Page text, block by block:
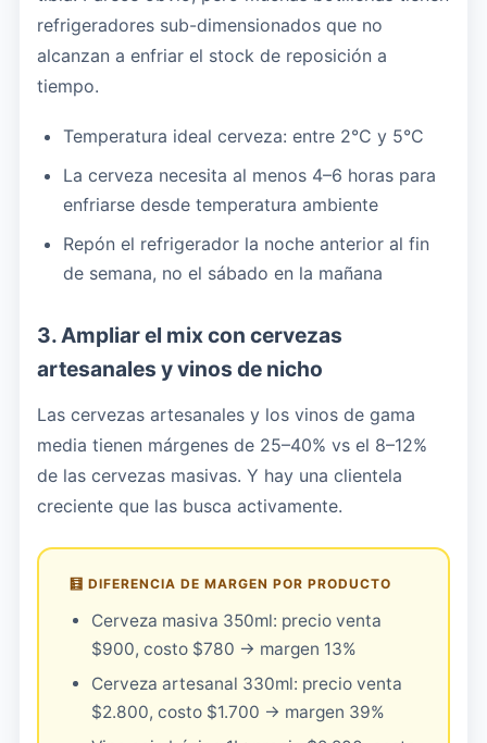
refrigeradores sub-dimensionados que no
alcanzan a enfriar el stock de reposición a
tiempo.
Temperatura ideal cerveza: entre 2°C y 5°C
La cerveza necesita al menos 4–6 horas para
enfriarse desde temperatura ambiente
Repón el refrigerador la noche anterior al fin
de semana, no el sábado en la mañana
3. Ampliar el mix con cervezas
artesanales y vinos de nicho
Las cervezas artesanales y los vinos de gama
media tienen márgenes de 25–40% vs el 8–12%
de las cervezas masivas. Y hay una clientela
creciente que las busca activamente.
🧮 DIFERENCIA DE MARGEN POR PRODUCTO
Cerveza masiva 350ml: precio venta
$900, costo $780 → margen 13%
Cerveza artesanal 330ml: precio venta
$2.800, costo $1.700 → margen 39%